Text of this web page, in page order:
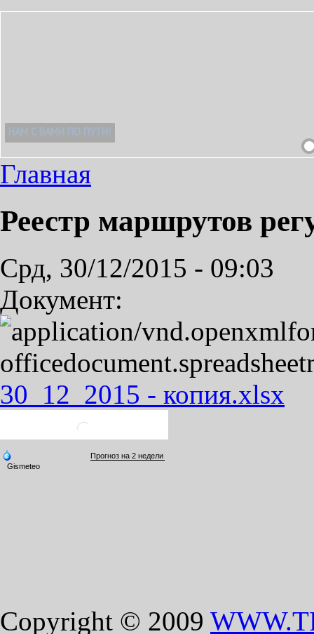
Главная
Реестр маршрутов
Срд, 30/12/2015 - 09:03
Документ:
30_12_2015 - копия.xlsx
Copyright © 2009